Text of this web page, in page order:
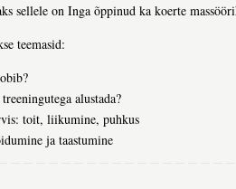
sellele on Inga õppinud ka koerte
teemasid:
alustada?
toit, liikumine, puhkus
ja taastumine